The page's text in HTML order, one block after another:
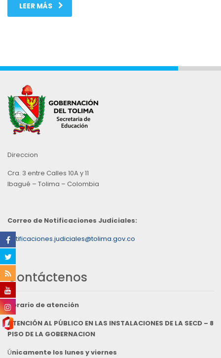
LEER MÁS
Direccion
Cra. 3 entre Calles 10A y 11
Ibagué – Tolima – Colombia
Correo de Notificaciones Judiciales:
notificaciones.judiciales@tolima.gov.co
Contáctenos
Horario de atención
ATENCIÓN AL PÚBLICO EN LAS INSTALACIONES DE LA SECD – 8
PISO DE LA GOBERNACION
Únicamente los lunes y viernes